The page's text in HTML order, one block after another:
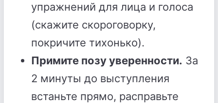
упражнений для лица и голоса
(скажите скороговорку,
покричите тихонько).
Примите позу уверенности. За
2 минуты до выступления
встаньте прямо, расправьте